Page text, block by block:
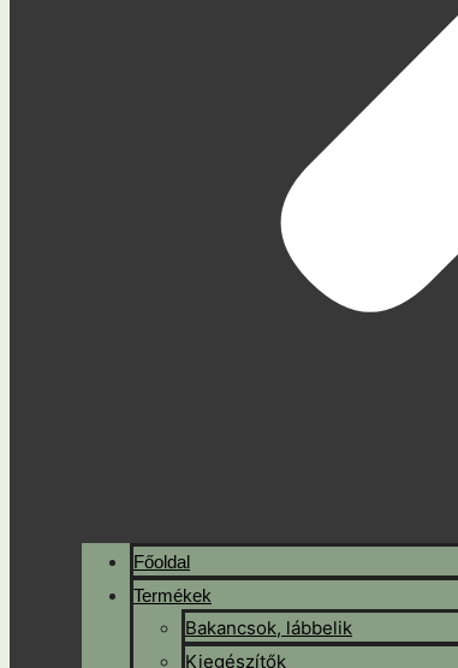
Főoldal
Termékek
Bakancsok, lábbelik
Kiegészítők